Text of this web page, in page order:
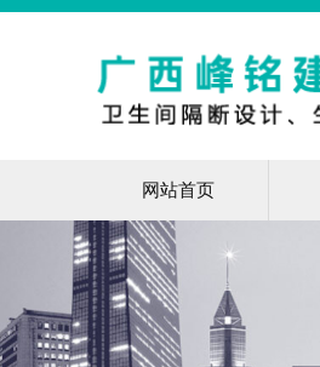
网站首页